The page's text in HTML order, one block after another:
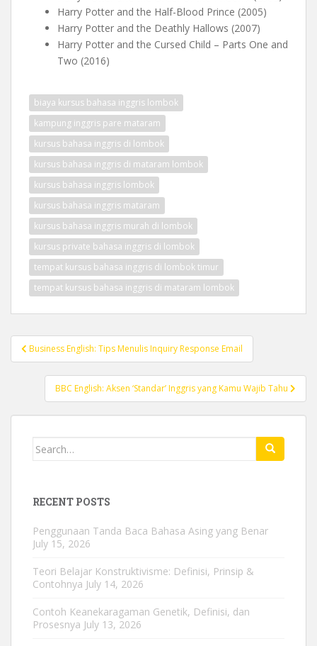
Harry Potter and the Half-Blood Prince (2005)
Harry Potter and the Deathly Hallows (2007)
Harry Potter and the Cursed Child – Parts One and
Two (2016)
biaya kursus bahasa inggris lombok
kampung inggris pare mataram
kursus bahasa inggris di lombok
kursus bahasa inggris di mataram lombok
kursus bahasa inggris lombok
kursus bahasa inggris mataram
kursus bahasa inggris murah di lombok
kursus private bahasa inggris di lombok
tempat kursus bahasa inggris di lombok timur
tempat kursus bahasa inggris di mataram lombok
Post
navigation
Business English: Tips Menulis Inquiry Response Email
BBC English: Aksen ‘Standar’ Inggris yang Kamu Wajib Tahu
Search
RECENT POSTS
Penggunaan Tanda Baca Bahasa Asing yang Benar
July 15, 2026
Teori Belajar Konstruktivisme: Definisi, Prinsip &
Contohnya July 14, 2026
Contoh Keanekaragaman Genetik, Definisi, dan
Prosesnya July 13, 2026